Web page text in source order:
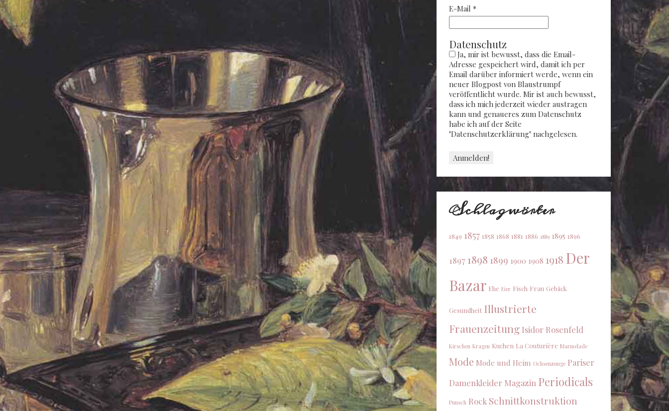
E-Mail *
Datenschutz
Ja, mir ist bewusst, dass die Email-
Adresse gespeichert wird, damit ich per
Email darüber informiert werde, wenn ein
neuer Blogpost von Blaustrumpf
veröffentlicht wurde. Mir ist auch bewusst,
dass ich mich jederzeit wieder austragen
kann und genaueres zum Datenschutz
habe ich auf der Seite
"Datenschutzerklärung" nachgelesen.
Schlagwörter
1849 1857 1858 1868 1881 1886 1889 1895 1896
18971898 1899 1900 1908 1918 Der
Bazar Ehe Eier Fisch Frau Gebäck
Gesundheit Illustrierte
Frauenzeitung Isidor Rosenfeld
Kirschen Kragen Kuchen La Couturière Marmelade
Mode Mode und Heim Ochsenzunge Pariser
Damenkleider Magazin Periodicals
Punsch Rock Schnittkonstruktion